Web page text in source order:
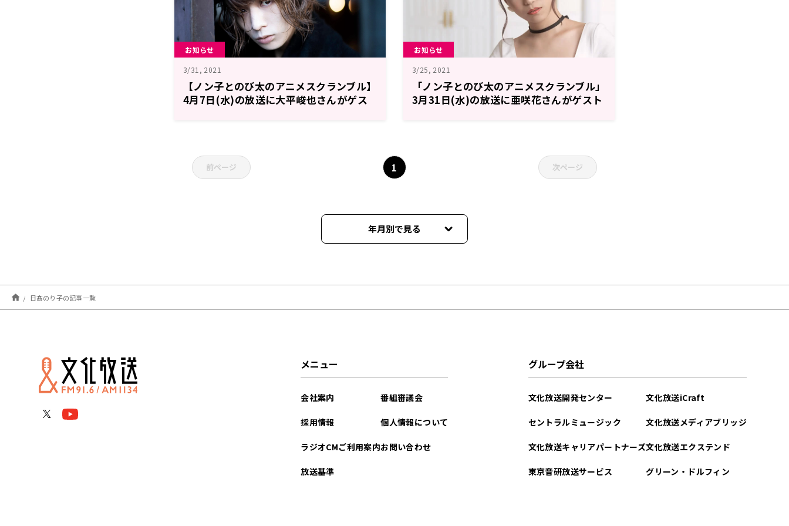
お知らせ
3/31, 2021
【ノン子とのび太のアニメスクランブル】
4月7日(水)の放送に大平峻也さんがゲス
お知らせ
3/25, 2021
「ノン子とのび太のアニメスクランブル」
3月31日(水)の放送に亜咲花さんがゲスト
前ページ 1 次ページ
年月別で見る
2025年01月
2024年11月
日髙のり子の記事一覧
メニュー
会社案内
採用情報
ラジオCMご利用案内
放送基準
番組審議会
個人情報について
お問い合わせ
グループ会社
文化放送開発センター
セントラルミュージック
文化放送キャリアパートナーズ
東京音研放送サービス
文化放送iCraft
文化放送メディアブリッジ
文化放送エクステンド
グリーン・ドルフィン